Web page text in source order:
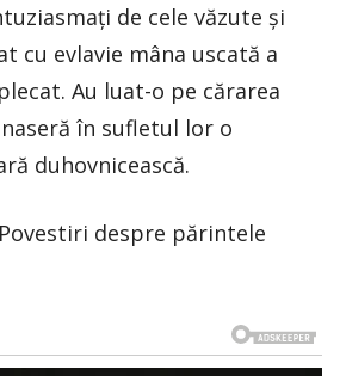
de cele văzute și
cu evlavie mâna uscată a
Au luat-o pe cărarea
în sufletul lor o
duhovnicească.
despre părintele